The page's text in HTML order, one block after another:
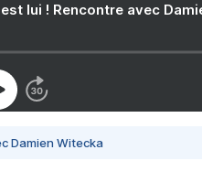
lui ! Rencontre avec
Damien Witecka